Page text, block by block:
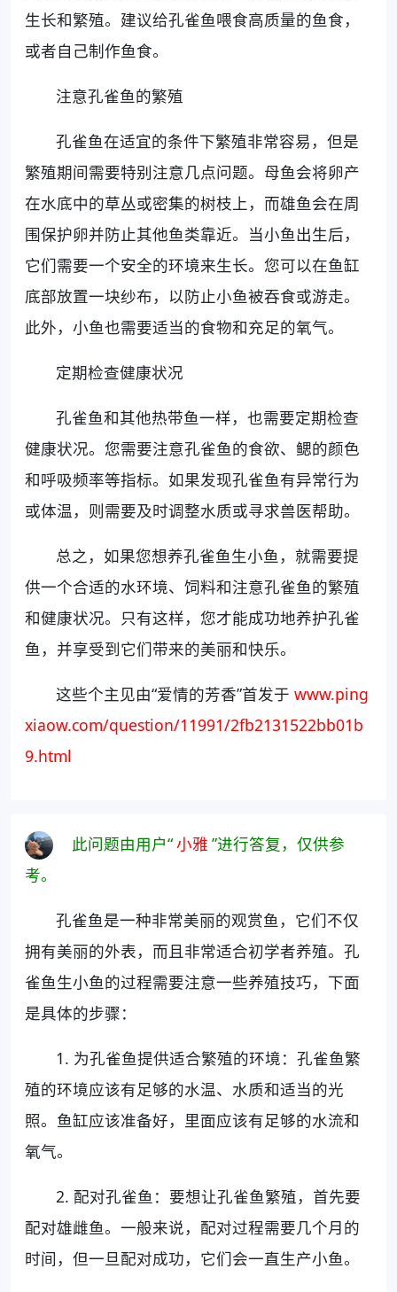
生长和繁殖。建议给孔雀鱼喂食高质量的鱼食，
或者自己制作鱼食。
注意孔雀鱼的繁殖
孔雀鱼在适宜的条件下繁殖非常容易，但是
繁殖期间需要特别注意几点问题。母鱼会将卵产
在水底中的草丛或密集的树枝上，而雄鱼会在周
围保护卵并防止其他鱼类靠近。当小鱼出生后，
它们需要一个安全的环境来生长。您可以在鱼缸
底部放置一块纱布，以防止小鱼被吞食或游走。
此外，小鱼也需要适当的食物和充足的氧气。
定期检查健康状况
孔雀鱼和其他热带鱼一样，也需要定期检查
健康状况。您需要注意孔雀鱼的食欲、鳃的颜色
和呼吸频率等指标。如果发现孔雀鱼有异常行为
或体温，则需要及时调整水质或寻求兽医帮助。
总之，如果您想养孔雀鱼生小鱼，就需要提
供一个合适的水环境、饲料和注意孔雀鱼的繁殖
和健康状况。只有这样，您才能成功地养护孔雀
鱼，并享受到它们带来的美丽和快乐。
这些个主见由“爱情的芳香”首发于www.ping
xiaow.com/question/11991/2fb2131522bb01b
9.html
此问题由用户“小雅 ”进行答复，仅供参
考。
孔雀鱼是一种非常美丽的观赏鱼，它们不仅
拥有美丽的外表，而且非常适合初学者养殖。孔
雀鱼生小鱼的过程需要注意一些养殖技巧，下面
是具体的步骤：
1. 为孔雀鱼提供适合繁殖的环境：孔雀鱼繁
殖的环境应该有足够的水温、水质和适当的光
照。鱼缸应该准备好，里面应该有足够的水流和
氧气。
2. 配对孔雀鱼：要想让孔雀鱼繁殖，首先要
配对雄雌鱼。一般来说，配对过程需要几个月的
时间，但一旦配对成功，它们会一直生产小鱼。